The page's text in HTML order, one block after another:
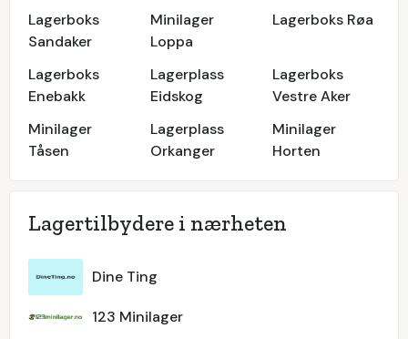
Lagerboks
Sandaker
Minilager
Loppa
Lagerboks Røa
Lagerboks
Enebakk
Lagerplass
Eidskog
Lagerboks
Vestre Aker
Minilager
Tåsen
Lagerplass
Orkanger
Minilager
Horten
Lagertilbydere i nærheten
Dine Ting
123 Minilager